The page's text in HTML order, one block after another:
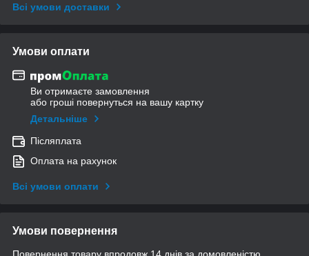
Всі умови доставки
Умови оплати
Ви отримаєте замовлення
або гроші повернуться на вашу картку
Детальніше
Післяплата
Оплата на рахунок
Всі умови оплати
Умови повернення